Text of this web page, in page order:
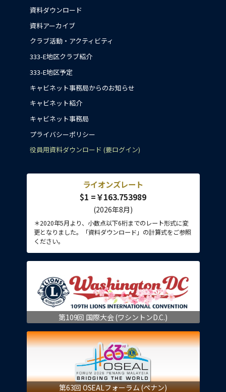
資料ダウンロード
資料アーカイブ
クラブ活動・アクティビティ
333-E地区クラブ紹介
333-E地区予定
キャビネット事務局からのお知らせ
キャビネット紹介
キャビネット事務局
プライバシーポリシー
役員用資料ダウンロード (要ログイン)
ライオンズレート
$1 =￥163.753989
(2026年8月)
＊2020年5月より、小数点以下6桁までのレート形式に変
更となりました。「資料ダウンロード」の計算式をご参照
ください。
第109回 国際大会 (ワシントンD.C.)
第63回 OSEALフォーラム (ペナン)